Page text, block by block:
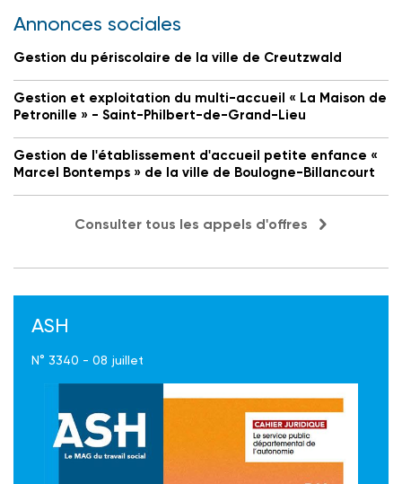
Annonces sociales
Gestion du périscolaire de la ville de Creutzwald
Gestion et exploitation du multi-accueil « La Maison de
Petronille » - Saint-Philbert-de-Grand-Lieu
Gestion de l'établissement d'accueil petite enfance «
Marcel Bontemps » de la ville de Boulogne-Billancourt
Consulter tous les appels d'offres
ASH
N° 3340 - 08 juillet